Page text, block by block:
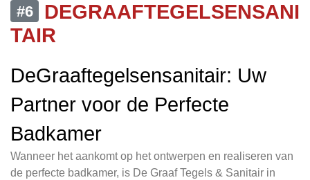
#6
DEGRAAFTEGELSENSANI
TAIR
DeGraaftegelsensanitair: Uw
Partner voor de Perfecte
Badkamer
Wanneer het aankomt op het ontwerpen en realiseren van
de perfecte badkamer, is De Graaf Tegels & Sanitair in